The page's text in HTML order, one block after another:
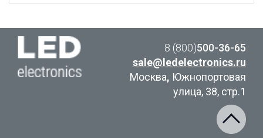
8 (800)500-36-65
sale@ledelectronics.ru
Москва, Южнопортовая
улица, 38, стр.1